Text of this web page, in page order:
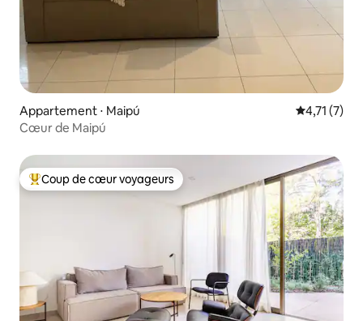
Appartement ⋅ Maipú Évaluation
4,71 (7)
Cœur de Maipú
Coups de cœur voyageurs les plus appréciés
Coup de cœur voyageurs